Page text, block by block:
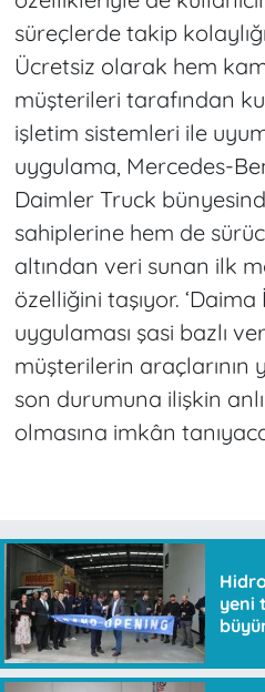
süreçlerde takip
Ücretsiz olarak hem
müşterileri tarafından
işletim sistemleri ile
uygulama, Mercedes-
Daimler Truck
sahiplerine hem de
altından veri sunan ilk
özelliğini taşıyor. ‘Daima
uygulaması şasi bazlı
müşterilerin araçlarının
son durumuna ilişkin
olmasına imkân
yeni